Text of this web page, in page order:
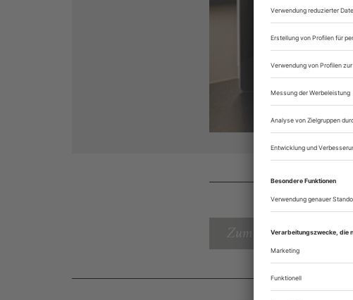
Zum Inhaltsverzeichnis